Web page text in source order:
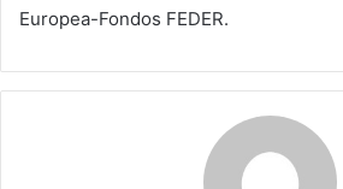
Europea-Fondos FEDER.